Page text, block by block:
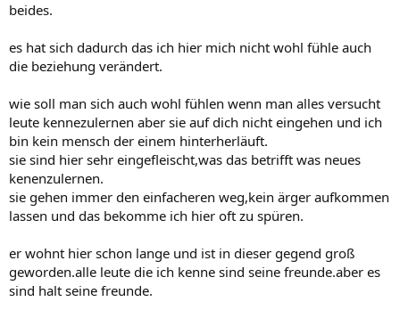
beides.
es hat sich dadurch das ich hier mich nicht wohl fühle auch
die beziehung verändert.
wie soll man sich auch wohl fühlen wenn man alles versucht
leute kennezulernen aber sie auf dich nicht eingehen und ich
bin kein mensch der einem hinterherläuft.
sie sind hier sehr eingefleischt,was das betrifft was neues
kenenzulernen.
sie gehen immer den einfacheren weg,kein ärger aufkommen
lassen und das bekomme ich hier oft zu spüren.
er wohnt hier schon lange und ist in dieser gegend groß
geworden.alle leute die ich kenne sind seine freunde.aber es
sind halt seine freunde.